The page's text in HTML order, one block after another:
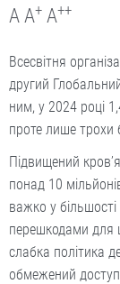
A A+ A++
Всесвітня
другий
ним, у 2024 році
проте лише трохи
Підвищений
понад 10
важко у
перешкодами для
слабка політика
обмежений